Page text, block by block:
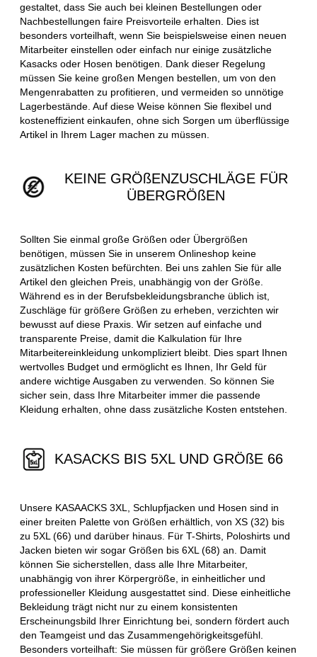
gestaltet, dass Sie auch bei kleinen Bestellungen oder
Nachbestellungen faire Preisvorteile erhalten. Dies ist
besonders vorteilhaft, wenn Sie beispielsweise einen neuen
Mitarbeiter einstellen oder einfach nur einige zusätzliche
Kasacks oder Hosen benötigen. Dank dieser Regelung
müssen Sie keine großen Mengen bestellen, um von den
Mengenrabatten zu profitieren, und vermeiden so unnötige
Lagerbestände. Auf diese Weise können Sie flexibel und
kosteneffizient einkaufen, ohne sich Sorgen um überflüssige
Artikel in Ihrem Lager machen zu müssen.
KEINE GRÖßENZUSCHLÄGE FÜR
ÜBERGRÖßEN
Sollten Sie einmal große Größen oder Übergrößen
benötigen, müssen Sie in unserem Onlineshop keine
zusätzlichen Kosten befürchten. Bei uns zahlen Sie für alle
Artikel den gleichen Preis, unabhängig von der Größe.
Während es in der Berufsbekleidungsbranche üblich ist,
Zuschläge für größere Größen zu erheben, verzichten wir
bewusst auf diese Praxis. Wir setzen auf einfache und
transparente Preise, damit die Kalkulation für Ihre
Mitarbeitereinkleidung unkompliziert bleibt. Dies spart Ihnen
wertvolles Budget und ermöglicht es Ihnen, Ihr Geld für
andere wichtige Ausgaben zu verwenden. So können Sie
sicher sein, dass Ihre Mitarbeiter immer die passende
Kleidung erhalten, ohne dass zusätzliche Kosten entstehen.
KASACKS BIS 5XL UND GRÖßE 66
Unsere KASAACKS 3XL, Schlupfjacken und Hosen sind in
einer breiten Palette von Größen erhältlich, von XS (32) bis
zu 5XL (66) und darüber hinaus. Für T-Shirts, Poloshirts und
Jacken bieten wir sogar Größen bis 6XL (68) an. Damit
können Sie sicherstellen, dass alle Ihre Mitarbeiter,
unabhängig von ihrer Körpergröße, in einheitlicher und
professioneller Kleidung ausgestattet sind. Diese einheitliche
Bekleidung trägt nicht nur zu einem konsistenten
Erscheinungsbild Ihrer Einrichtung bei, sondern fördert auch
den Teamgeist und das Zusammengehörigkeitsgefühl.
Besonders vorteilhaft: Sie müssen für größere Größen keinen